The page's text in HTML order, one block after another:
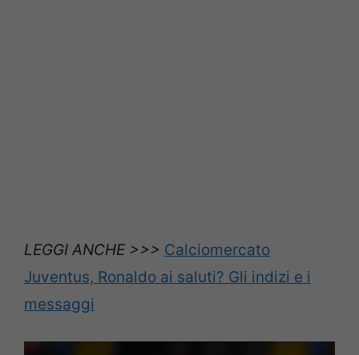
LEGGI ANCHE >>> Calciomercato
Juventus, Ronaldo ai saluti? Gli indizi e i
messaggi